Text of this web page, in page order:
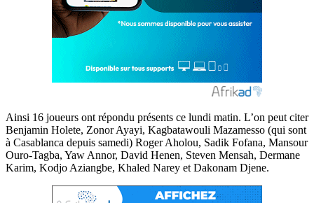
Ainsi 16 joueurs ont répondu présents ce lundi matin. L’on peut citer
Benjamin Holete, Zonor Ayayi, Kagbatawouli Mazamesso (qui sont
à Casablanca depuis samedi) Roger Aholou, Sadik Fofana, Mansour
Ouro-Tagba, Yaw Annor, David Henen, Steven Mensah, Dermane
Karim, Kodjo Aziangbe, Khaled Narey et Dakonam Djene.